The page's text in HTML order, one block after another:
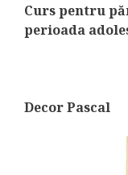
Curs pentru
perioada
Decor Pascal